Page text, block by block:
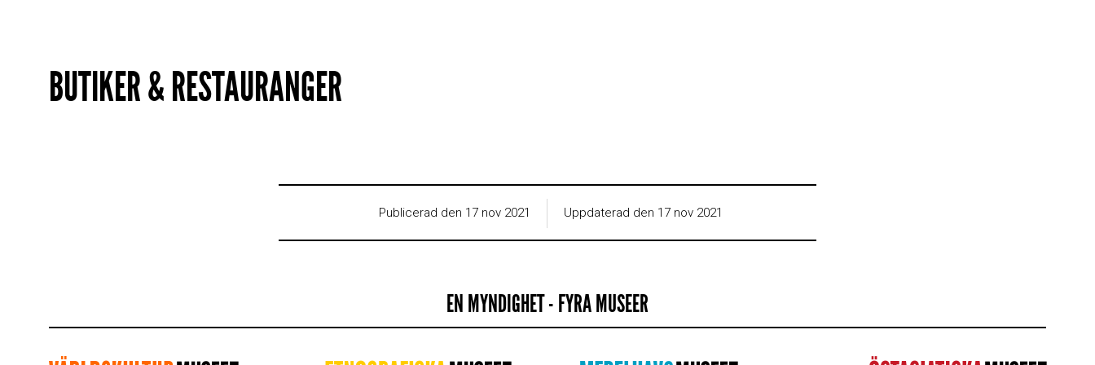
BUTIKER & RESTAURANGER
Publicerad den 17 nov 2021 Uppdaterad den 17 nov 2021
EN MYNDIGHET - FYRA MUSEER